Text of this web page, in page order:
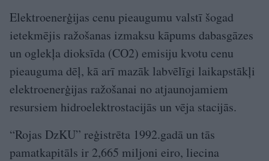
Elektroenerģijas cenu pieaugumu valstī šogad
ietekmējis ražošanas izmaksu kāpums dabasgāzes
un oglekļa dioksīda (CO2) emisiju kvotu cenu
pieauguma dēļ, kā arī mazāk labvēlīgi laikapstākļi
elektroenerģijas ražošanai no atjaunojamiem
resursiem hidroelektrostacijās un vēja stacijās.
“Rojas DzKU” reģistrēta 1992.gadā un tās
pamatkapitāls ir 2,665 miljoni eiro, liecina